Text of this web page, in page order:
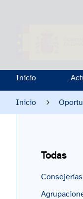
Inicio
Inicio
Todas